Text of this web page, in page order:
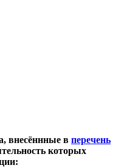
внесённные в перечень
которых